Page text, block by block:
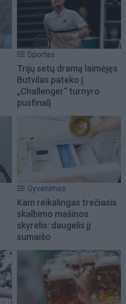
Sportas
Trijų setų dramą laimėjęs
Butvilas pateko į
„Challenger“ turnyro
pusfinalį
Gyvenimas
Kam reikalingas trečiasis
skalbimo mašinos
skyrelis: daugelis jį
sumaišo